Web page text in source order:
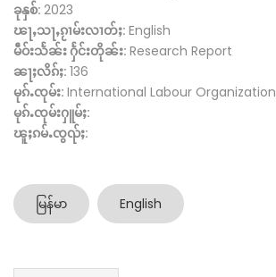
ခုနှစ်: 2023
ၽႃႇသႃႇၵႂၢမ်းလၢတ်ႈ: English
မဵဝ်းသႅၼ်း ႁႅင်းတိုၼ်း: Research Report
ၼႃႈလိၵ်ႈ: 136
မုၵ်ႉၸုမ်း: International Labour Organization
မုၵ်ႉၸုမ်းႁူမ်ႈ:
ၽူႈၵမ်ႉၸွၺ်ႈ:
မြန်မာ English